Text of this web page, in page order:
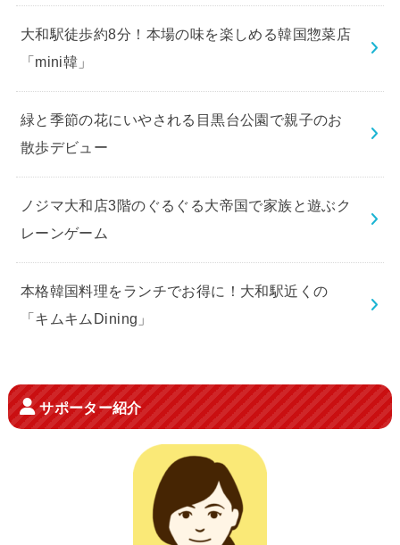
大和駅徒歩約8分！本場の味を楽しめる韓国惣菜店
「mini韓」
緑と季節の花にいやされる目黒台公園で親子のお
散歩デビュー
ノジマ大和店3階のぐるぐる大帝国で家族と遊ぶク
レーンゲーム
本格韓国料理をランチでお得に！大和駅近くの
「キムキムDining」
サポーター紹介